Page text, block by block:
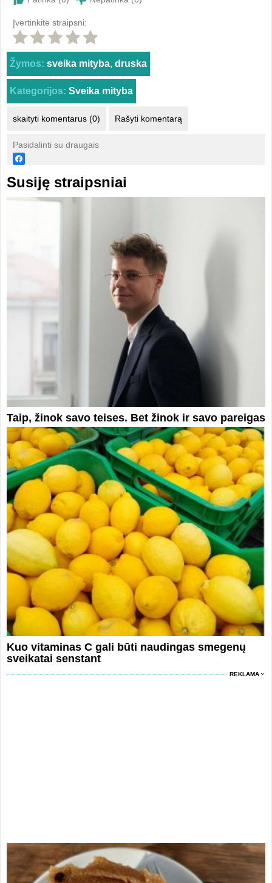
Įvertinkite straipsni:
Žymos: sveika mityba, druska
Kategorijos: Sveika mityba
skaityti komentarus (0) Rašyti komentarą
Pasidalinti su draugais
Susiję straipsniai
Taip, žinok savo teises. Bet žinok ir savo pareigas
Kuo vitaminas C gali būti naudingas smegenų
sveikatai senstant
REKLAMA